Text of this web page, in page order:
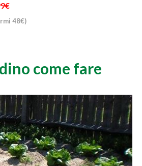
48€)
come fare